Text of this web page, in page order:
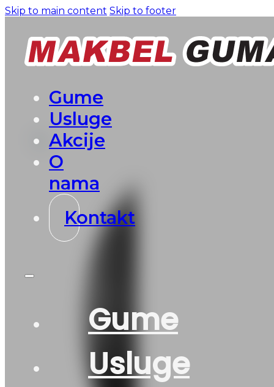
Skip to main content Skip to footer
Gume
Usluge
Akcije
O
nama
Kontakt
Gume
Usluge